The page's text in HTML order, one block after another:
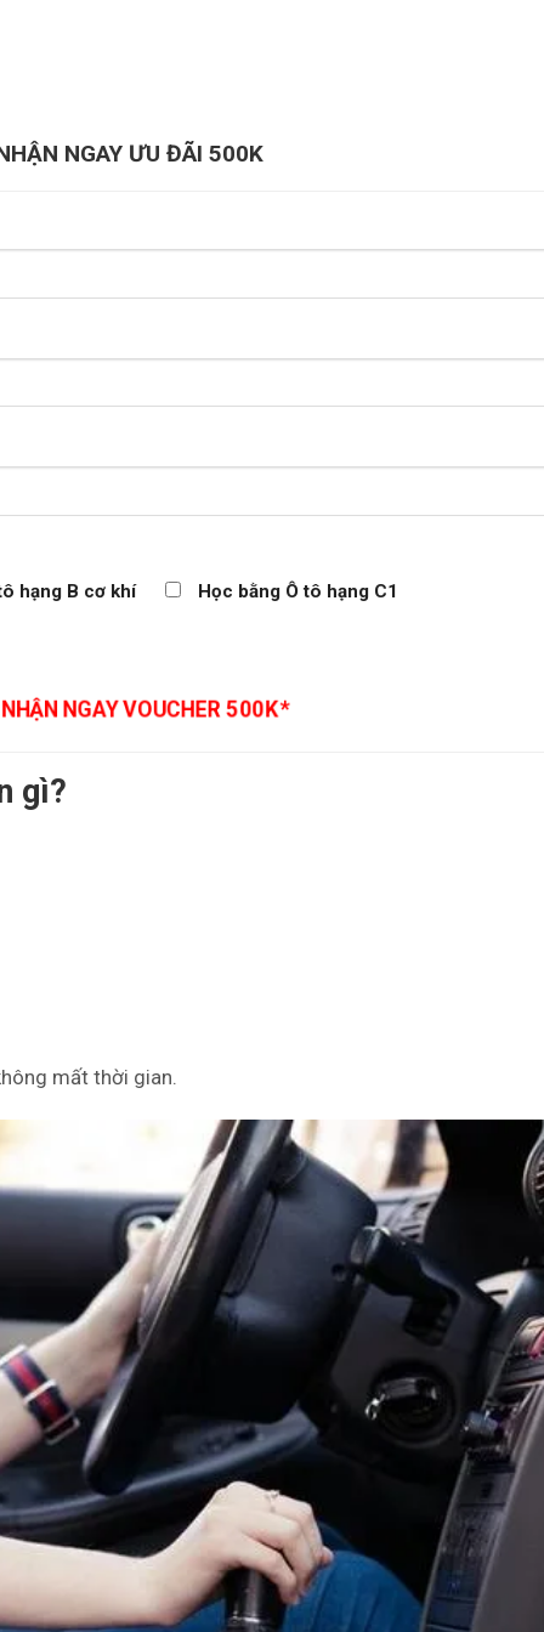
NGAY ƯU ĐÃI 500K
hạng B cơ khí Học bằng Ô tô hạng C1
NGAY VOUCHER 500K*
gì?
mất thời gian.